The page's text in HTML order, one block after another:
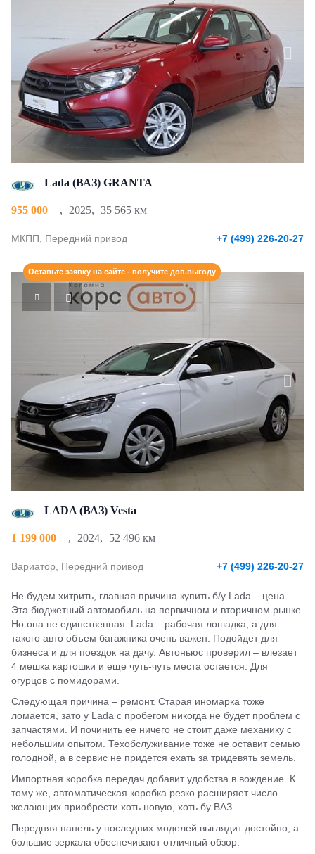
Lada (ВАЗ) GRANTA
955 000 , 2025, 35 565 км
МКПП, Передний привод +7 (499) 226-20-27
Оставьте заявку на сайте - получите доп.выгоду
LADA (ВАЗ) Vesta
1 199 000 , 2024, 52 496 км
Вариатор, Передний привод +7 (499) 226-20-27
Не будем хитрить, главная причина купить б/у Lada – цена.
Эта бюджетный автомобиль на первичном и вторичном рынке.
Но она не единственная. Lada – рабочая лошадка, а для
такого авто объем багажника очень важен. Подойдет для
бизнеса и для поездок на дачу. Автоньюс проверил – влезает
4 мешка картошки и еще чуть-чуть места остается. Для
огурцов с помидорами.
Следующая причина – ремонт. Старая иномарка тоже
ломается, зато у Lada с пробегом никогда не будет проблем с
запчастями. И починить ее ничего не стоит даже механику с
небольшим опытом. Техобслуживание тоже не оставит семью
голодной, а в сервис не придется ехать за тридевять земель.
Импортная коробка передач добавит удобства в вождение. К
тому же, автоматическая коробка резко расширяет число
желающих приобрести хоть новую, хоть бу ВАЗ.
Передняя панель у последних моделей выглядит достойно, а
большие зеркала обеспечивают отличный обзор.